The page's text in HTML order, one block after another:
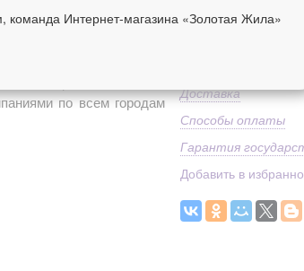
интернет-магазине с
по всем городам
В корзину
Доставка
Способы оплаты
Гарантия
Добавить в
команда Интернет-магазина «Золотая Жила»